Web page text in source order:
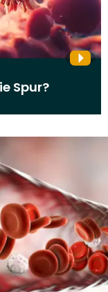
Spur?